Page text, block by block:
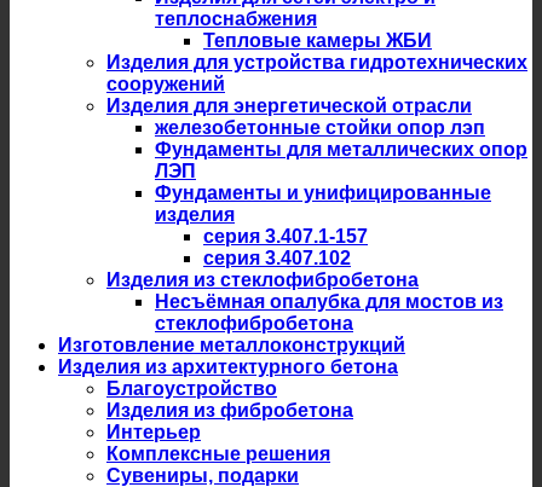
теплоснабжения
Тепловые камеры ЖБИ
Изделия для устройства гидротехнических
сооружений
Изделия для энергетической отрасли
железобетонные стойки опор лэп
Фундаменты для металлических опор
ЛЭП
Фундаменты и унифицированные
изделия
серия 3.407.1-157
серия 3.407.102
Изделия из стеклофибробетона
Несъёмная опалубка для мостов из
стеклофибробетона
Изготовление металлоконструкций
Изделия из архитектурного бетона
Благоустройство
Изделия из фибробетона
Интерьер
Комплексные решения
Сувениры, подарки